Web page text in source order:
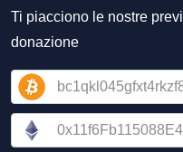
Ti piacciono le nostre
donazione